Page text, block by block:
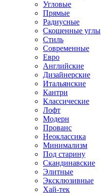
Угловые
Прямые
Радиусные
Скошенные углы
Стиль
Современные
Евро
Английские
Дизайнерские
Итальянские
Кантри
Классические
Лофт
Модерн
Прованс
Неоклассика
Минимализм
Под старину
Скандинавские
Элитные
Эксклюзивные
Хай-тек